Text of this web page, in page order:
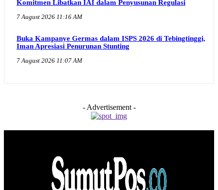
Komitmen Libatkan IAI dalam Penyusunan Regulasi
7 August 2026 11:16 AM
Buka Kampanye Germas dalam ISPS 2026 di Tebingtinggi,
Iman Apresiasi Penurunan Stunting
7 August 2026 11:07 AM
- Advertisement -